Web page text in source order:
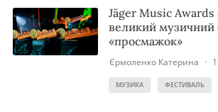
Jäger Music Awards
великий музичний
«просмажок»
Єрмоленко Катерина ·
МУЗИКА ФЕСТИВАЛЬ